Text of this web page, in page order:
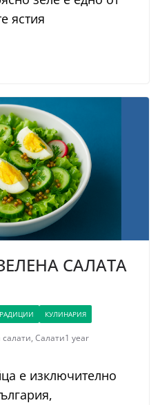
ястия
САЛАТА
КУЛИНАРИЯ
салати, Салати1 year
е изключително